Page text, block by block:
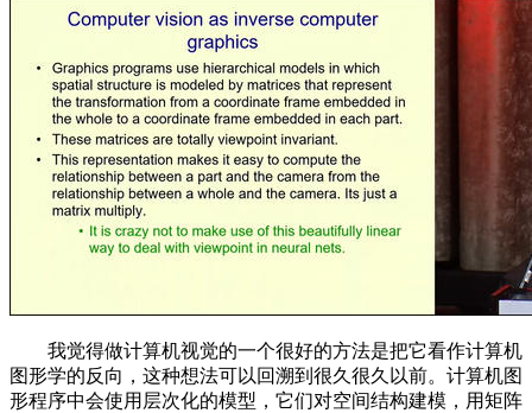
我觉得做计算机视觉的一个很好的方法是把它看作计算机
图形学的反向，这种想法可以回溯到很久很久以前。计算机图
形程序中会使用层次化的模型，它们对空间结构建模，用矩阵